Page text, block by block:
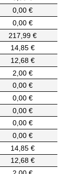
0,00 €
0,00 €
217,99 €
14,85 €
12,68 €
2,00 €
0,00 €
0,00 €
0,00 €
0,00 €
0,00 €
14,85 €
12,68 €